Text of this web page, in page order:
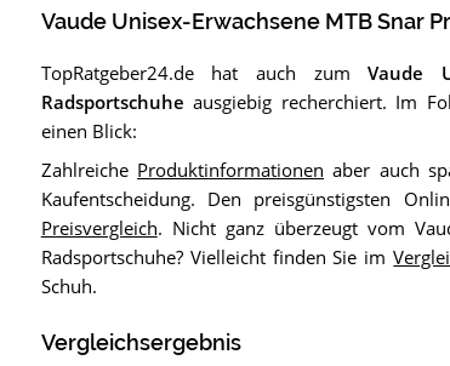
Vaude Unisex-Erwachsene MTB Snar
TopRatgeber24.de hat auch zumVaude
Radsportschuhe ausgiebig recherchiert. Im
einen Blick:
Zahlreiche Produktinformationen aber auch
Kaufentscheidung. Den preisgünstigsten
Preisvergleich. Nicht ganz überzeugt vom
Radsportschuhe? Vielleicht finden Sie im
Schuh.
Vergleichsergebnis